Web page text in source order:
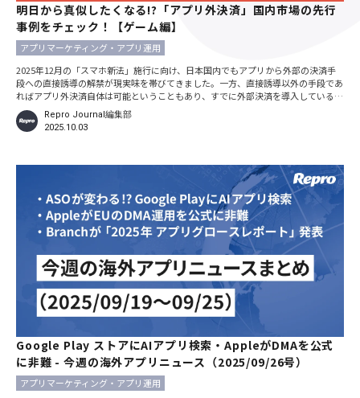
明日から真似したくなる!?「アプリ外決済」国内市場の先行
事例をチェック！【ゲーム編】
アプリマーケティング・アプリ運用
2025年12月の「スマホ新法」施行に向け、日本国内でもアプリから外部の決済手
段への直接誘導の解禁が現実味を帯びてきました。一方、直接誘導以外の手段であ
ればアプリ外決済自体は可能ということもあり、すでに外部決済を導入しているア
プリは日本国内でも増加しているようです。そこで今回は、日本国内のアプリマー
ケットにおけるアプリ外決済先行事例の中から、今後アプリ外決済の導入を考えて
いる事業者にとっても明日から真似したくなるヒントになりそうな、3つのゲーム
Repro Journal編集部
2025.10.03
Google Play ストアにAIアプリ検索・AppleがDMAを公式
に非難 - 今週の海外アプリニュース（2025/09/26号）
アプリマーケティング・アプリ運用